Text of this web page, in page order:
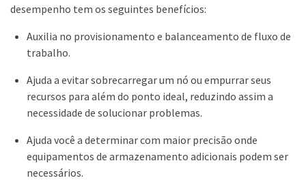
desempenho tem os seguintes benefícios:
Auxilia no provisionamento e balanceamento de fluxo de
trabalho.
Ajuda a evitar sobrecarregar um nó ou empurrar seus
recursos para além do ponto ideal, reduzindo assim a
necessidade de solucionar problemas.
Ajuda você a determinar com maior precisão onde
equipamentos de armazenamento adicionais podem ser
necessários.